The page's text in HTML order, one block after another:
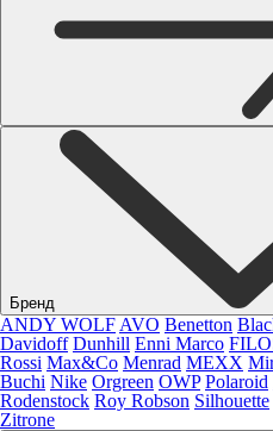
Бренд
ANDY WOLF AVO Benetton
Davidoff Dunhill Enni Marco
Rossi Max&Co Menrad MEXX
Buchi Nike Orgreen OWP Polaroid
Rodenstock Roy Robson Silhouette
Zitrone